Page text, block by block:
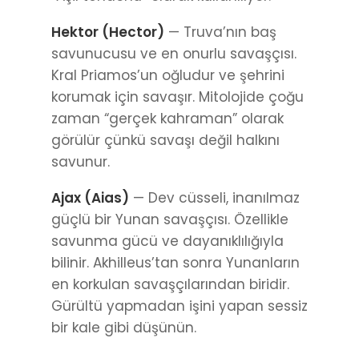
Hektor (Hector) — Truva’nın baş
savunucusu ve en onurlu savaşçısı.
Kral Priamos’un oğludur ve şehrini
korumak için savaşır. Mitolojide çoğu
zaman “gerçek kahraman” olarak
görülür çünkü savaşı değil halkını
savunur.
Ajax (Aias) — Dev cüsseli, inanılmaz
güçlü bir Yunan savaşçısı. Özellikle
savunma gücü ve dayanıklılığıyla
bilinir. Akhilleus’tan sonra Yunanların
en korkulan savaşçılarından biridir.
Gürültü yapmadan işini yapan sessiz
bir kale gibi düşünün.